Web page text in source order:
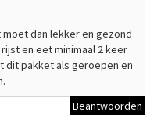
dan lekker en gezond
en eet minimaal 2 keer
dit pakket als geroepen en
Beantwoorden